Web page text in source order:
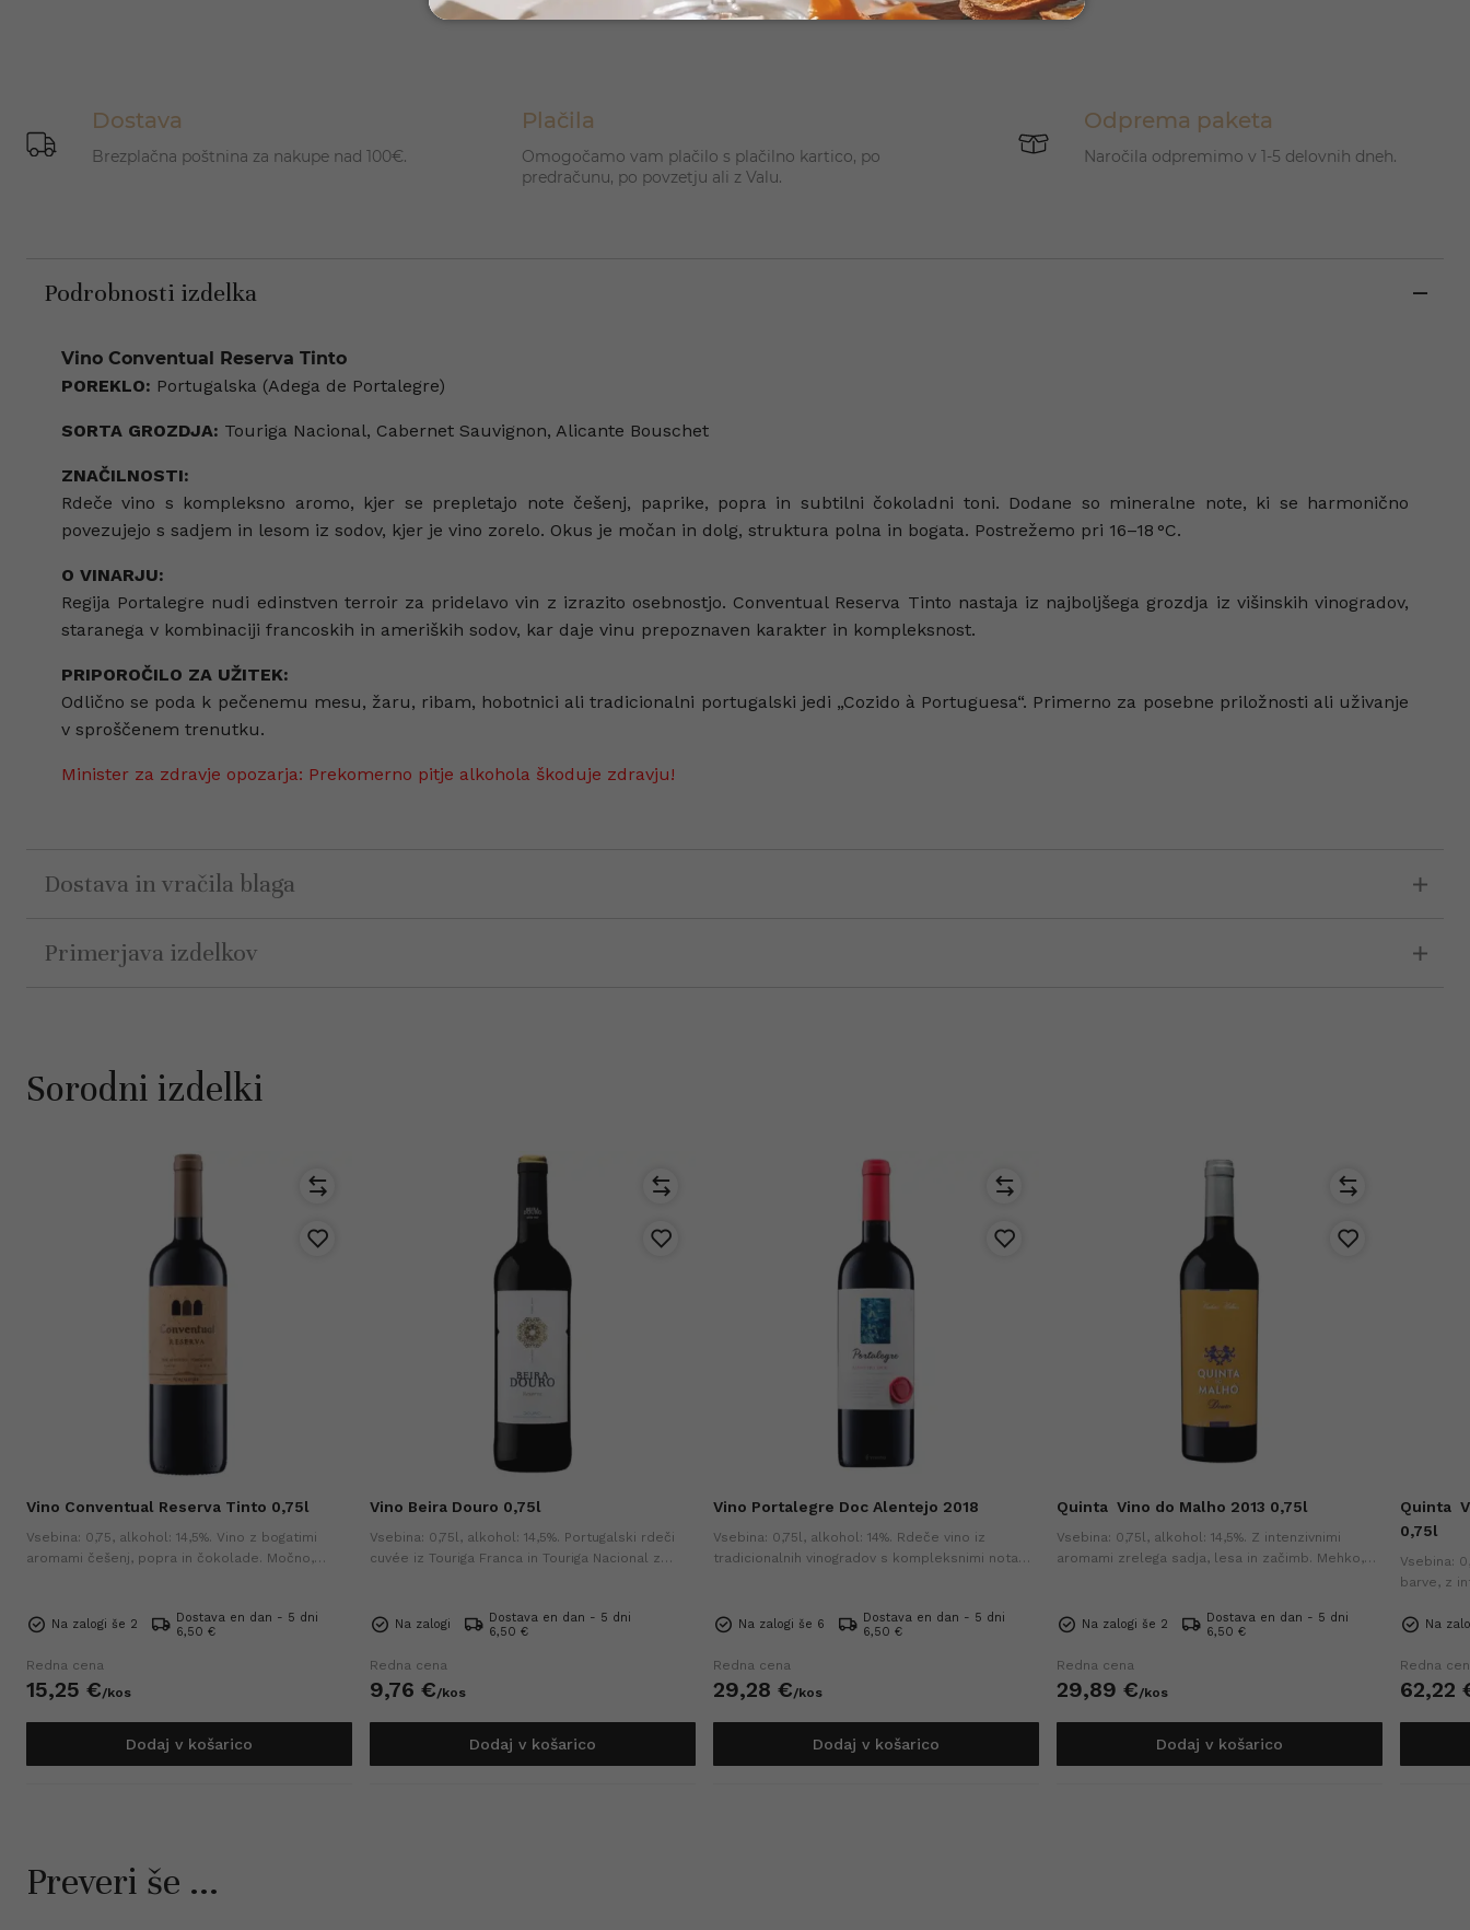
Dostava
Brezplačna poštnina za nakupe nad 100€.
Plačila
Omogočamo vam plačilo s plačilno kartico, po
predračunu, po povzetju ali z Valu.
Odprema paketa
Naročila odpremimo v 1-5 delovnih dneh.
Podrobnosti izdelka
Vino Conventual Reserva Tinto
POREKLO: Portugalska (Adega de Portalegre)
SORTA GROZDJA: Touriga Nacional, Cabernet Sauvignon, Alicante Bouschet
ZNAČILNOSTI:
Rdeče vino s kompleksno aromo, kjer se prepletajo note češenj, paprike, popra in subtilni čokoladni toni. Dodane so mineralne note, ki se harmonično
povezujejo s sadjem in lesom iz sodov, kjer je vino zorelo. Okus je močan in dolg, struktura polna in bogata. Postrežemo pri 16–18 °C.
O VINARJU:
Regija Portalegre nudi edinstven terroir za pridelavo vin z izrazito osebnostjo. Conventual Reserva Tinto nastaja iz najboljšega grozdja iz višinskih vinogradov,
staranega v kombinaciji francoskih in ameriških sodov, kar daje vinu prepoznaven karakter in kompleksnost.
PRIPOROČILO ZA UŽITEK:
Odlično se poda k pečenemu mesu, žaru, ribam, hobotnici ali tradicionalni portugalski jedi „Cozido à Portuguesa“. Primerno za posebne priložnosti ali uživanje
v sproščenem trenutku.
Minister za zdravje opozarja: Prekomerno pitje alkohola škoduje zdravju!
Dostava in vračila blaga
Primerjava izdelkov
Sorodni izdelki
Vino Conventual Reserva Tinto 0,75l
Vsebina: 0,75, alkohol: 14,5%. Vino z bogatimi
aromami češenj, popra in čokolade. Močno,
Na zalogi še 2
Dostava en dan - 5 dni
6,50 €
Redna cena
15,25 €/kos
Dodaj v košarico
Vino Beira Douro 0,75l
Vsebina: 0,75l, alkohol: 14,5%. Portugalski rdeči
cuvée iz Touriga Franca in Touriga Nacional z
Na zalogi
Dostava en dan - 5 dni
6,50 €
Redna cena
9,76 €/kos
Dodaj v košarico
Vino Portalegre Doc Alentejo 2018
Vsebina: 0,75l, alkohol: 14%. Rdeče vino iz
tradicionalnih vinogradov s kompleksnimi notami
Na zalogi še 6
Dostava en dan - 5 dni
6,50 €
Redna cena
29,28 €/kos
Dodaj v košarico
Quinta Vino do Malho 2013 0,75l
Vsebina: 0,75l, alkohol: 14,5%. Z intenzivnimi
aromami zrelega sadja, lesa in začimb. Mehko,
Na zalogi še 2
Dostava en dan - 5 dni
6,50 €
Redna cena
29,89 €/kos
Dodaj v košarico
Quinta
0,75l
Vsebina:
barve, z
in divjačini.
Na
Redna
62,22
Preveri še ...